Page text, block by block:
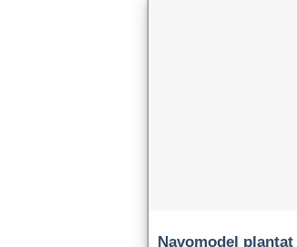
Navomodel plantat